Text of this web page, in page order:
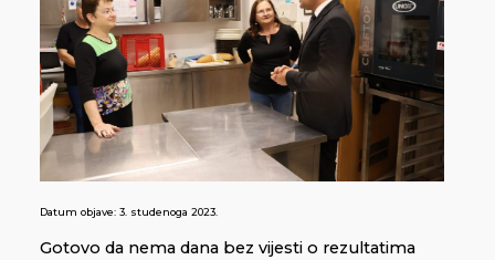
Datum objave: 3. studenoga 2023.
Gotovo da nema dana bez vijesti o rezultatima